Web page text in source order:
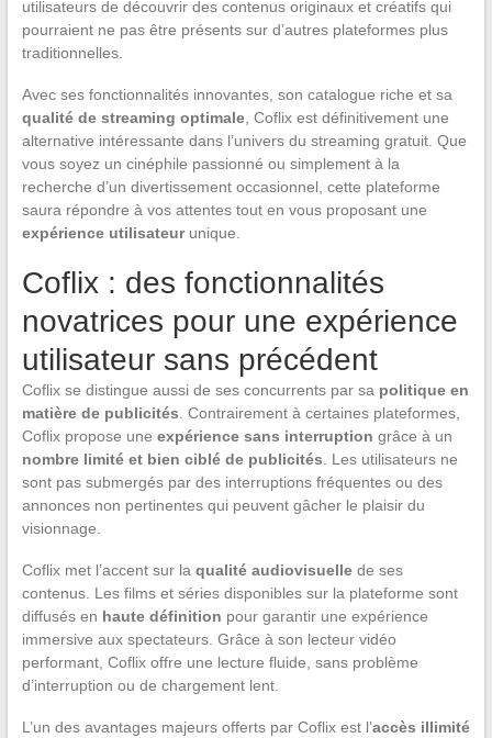
utilisateurs de découvrir des contenus originaux et créatifs qui
pourraient ne pas être présents sur d’autres plateformes plus
traditionnelles.
Avec ses fonctionnalités innovantes, son catalogue riche et sa
qualité de streaming optimale, Coflix est définitivement une
alternative intéressante dans l’univers du streaming gratuit. Que
vous soyez un cinéphile passionné ou simplement à la
recherche d’un divertissement occasionnel, cette plateforme
saura répondre à vos attentes tout en vous proposant une
expérience utilisateurunique.
Coflix : des fonctionnalités
novatrices pour une expérience
utilisateur sans précédent
Coflix se distingue aussi de ses concurrents par sa politique en
matière de publicités. Contrairement à certaines plateformes,
Coflix propose une expérience sans interruption grâce à un
nombre limité et bien ciblé de publicités. Les utilisateurs ne
sont pas submergés par des interruptions fréquentes ou des
annonces non pertinentes qui peuvent gâcher le plaisir du
visionnage.
Coflix met l’accent sur la qualité audiovisuellede ses
contenus. Les films et séries disponibles sur la plateforme sont
diffusés en haute définition pour garantir une expérience
immersive aux spectateurs. Grâce à son lecteur vidéo
performant, Coflix offre une lecture fluide, sans problème
d’interruption ou de chargement lent.
L’un des avantages majeurs offerts par Coflix est l’accès illimité